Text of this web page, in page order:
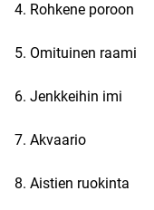
4. Rohkene poroon
5. Omituinen raami
6. Jenkkeihin imi
7. Akvaario
8. Aistien ruokinta